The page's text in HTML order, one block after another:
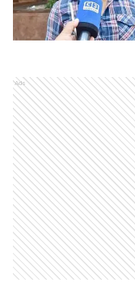
Ads